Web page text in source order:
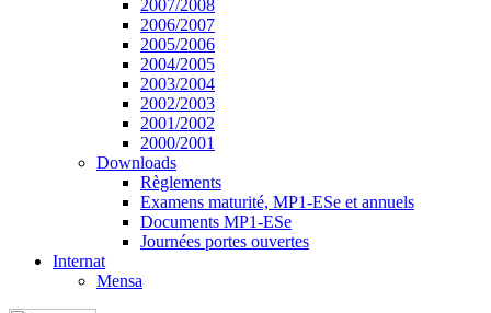
2007/2008
2006/2007
2005/2006
2004/2005
2003/2004
2002/2003
2001/2002
2000/2001
Downloads
Règlements
Examens maturité, MP1-ESe et annuels
Documents MP1-ESe
Journées portes ouvertes
Internat
Mensa